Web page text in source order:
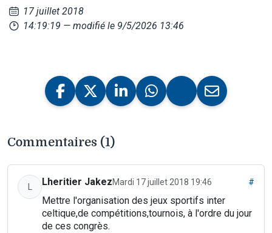
17 juillet 2018
14:19:19 — modifié le 9/5/2026 13:46
Commentaires (1)
Lheritier JakezMardi 17 juillet 2018 19:46 #
Mettre l'organisation des jeux sportifs inter
celtique,de compétitions,tournois, à l'ordre du jour
de ces congrès.